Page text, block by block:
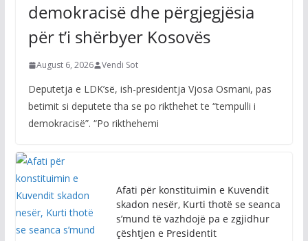
demokracisë dhe përgjegjësia
për t’i shërbyer Kosovës
August 6, 2026 Vendi Sot
Deputetja e LDK’së, ish-presidentja Vjosa Osmani, pas
betimit si deputete tha se po rikthehet te “tempulli i
demokracisë”. “Po rikthehemi
Afati për konstituimin e Kuvendit
skadon nesër, Kurti thotë se seanca
s’mund të vazhdojë pa e zgjidhur
çështjen e Presidentit